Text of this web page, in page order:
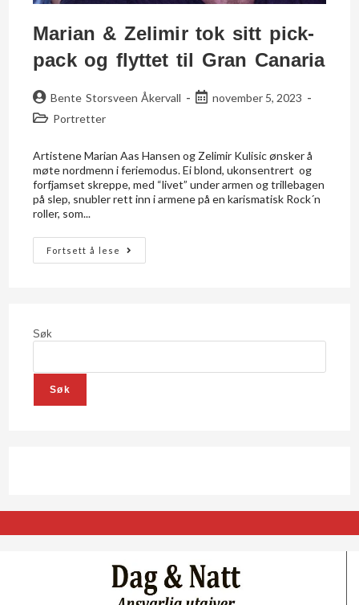
Marian & Zelimir tok sitt pick-
pack og flyttet til Gran Canaria
Bente Storsveen Åkervall
november 5, 2023
Portretter
Artistene Marian Aas Hansen og Zelimir Kulisic ønsker å
møte nordmenn i feriemodus. Ei blond, ukonsentrert og
forfjamset skreppe, med “livet” under armen og trillebagen
på slep, snubler rett inn i armene på en karismatisk Rock´n
roller, som...
Fortsett å lese
Søk
Søk